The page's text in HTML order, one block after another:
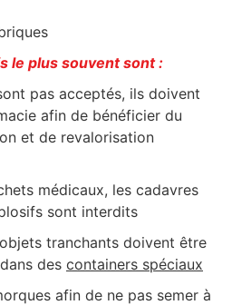
le plus souvent sont :
pas acceptés, ils doivent
afin de bénéficier du
et de revalorisation
médicaux, les cadavres
sont interdits
tranchants doivent être
des containers spéciaux
afin de ne pas semer à